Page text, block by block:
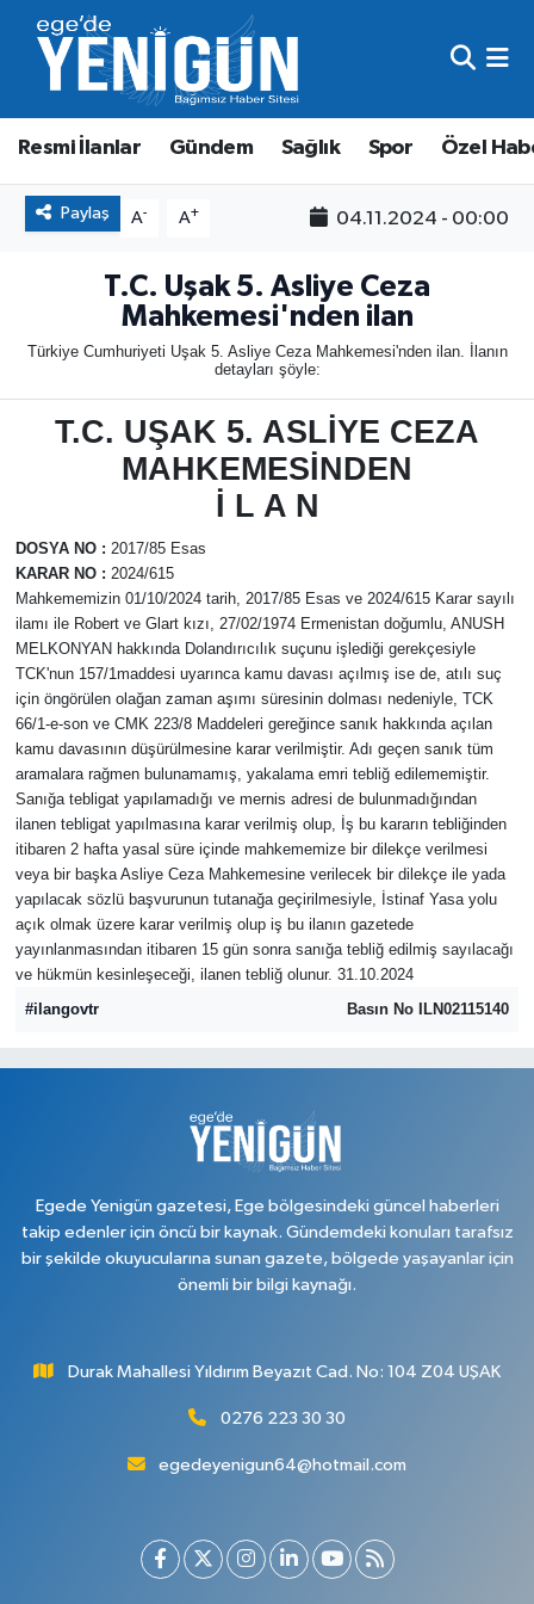
Resmi İlanlar Gündem Sağlık Spor Özel
Paylaş A- A+ 04.11.2024 - 00:00
T.C. Uşak 5. Asliye Ceza
Mahkemesi'nden ilan
Türkiye Cumhuriyeti Uşak 5. Asliye Ceza Mahkemesi'nden ilan. İlanın
detayları şöyle:
T.C. UŞAK 5. ASLİYE CEZA
MAHKEMESİNDEN
İ L A N
DOSYA NO : 2017/85 Esas
KARAR NO : 2024/615
Mahkememizin 01/10/2024 tarih, 2017/85 Esas ve 2024/615 Karar sayılı
ilamı ile Robert ve Glart kızı, 27/02/1974 Ermenistan doğumlu, ANUSH
MELKONYAN hakkında Dolandırıcılık suçunu işlediği gerekçesiyle
TCK'nun 157/1maddesi uyarınca kamu davası açılmış ise de, atılı suç
için öngörülen olağan zaman aşımı süresinin dolması nedeniyle, TCK
66/1-e-son ve CMK 223/8 Maddeleri gereğince sanık hakkında açılan
kamu davasının düşürülmesine karar verilmiştir. Adı geçen sanık tüm
aramalara rağmen bulunamamış, yakalama emri tebliğ edilememiştir.
Sanığa tebligat yapılamadığı ve mernis adresi de bulunmadığından
ilanen tebligat yapılmasına karar verilmiş olup, İş bu kararın tebliğinden
itibaren 2 hafta yasal süre içinde mahkememize bir dilekçe verilmesi
veya bir başka Asliye Ceza Mahkemesine verilecek bir dilekçe ile yada
yapılacak sözlü başvurunun tutanağa geçirilmesiyle, İstinaf Yasa yolu
açık olmak üzere karar verilmiş olup iş bu ilanın gazetede
yayınlanmasından itibaren 15 gün sonra sanığa tebliğ edilmiş sayılacağı
ve hükmün kesinleşeceği, ilanen tebliğ olunur. 31.10.2024
#ilangovtr
Basın No ILN02115140
Egede Yenigün gazetesi, Ege bölgesindeki güncel haberleri
takip edenler için öncü bir kaynak. Gündemdeki konuları tarafsız
bir şekilde okuyucularına sunan gazete, bölgede yaşayanlar için
önemli bir bilgi kaynağı.
Durak Mahallesi Yıldırım Beyazıt Cad. No: 104 Z04 UŞAK
0276 223 30 30
egedeyenigun64@hotmail.com
Resmi İlanlar
Gündem
Sağlık
Spor
Beyoğlu Nöbetçi Eczaneler
Beyoğlu Hava Durumu
Beyoğlu Trafik Yoğunluk Haritası
Süper Lig Puan Durumu ve Fikstür
Son Dakika Haberleri
Haber Arşivi